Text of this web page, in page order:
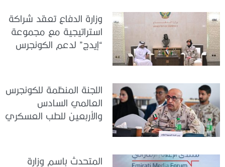
وزارة الدفاع تعقد شراكة
استراتيجية مع مجموعة
“إيدج” لدعم الكونجرس
اللجنة المنظمة للكونجرس
العالمي السادس
والأربعين للطب العسكري
المتحدث باسم وزارة